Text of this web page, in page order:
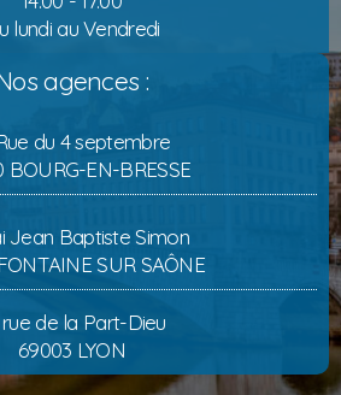
lundi au Vendredi
agences :
du 4 septembre
BOURG-EN-BRESSE
Jean Baptiste Simon
SUR SAÔNE
rue de la Part-Dieu
69003 LYON